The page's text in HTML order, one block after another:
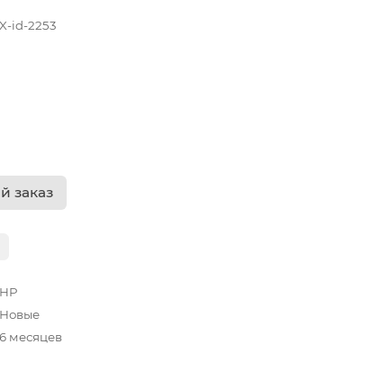
X-id-2253
заказ
HP
Новые
6 месяцев